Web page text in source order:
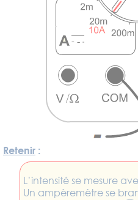
Retenir :
L’intensité se mesure
Un ampèremètre se